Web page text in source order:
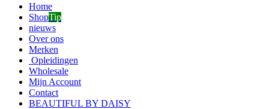
Home
ShopTip
nieuws
Over ons
Merken
Opleidingen
Wholesale
Mijn Account
Contact
BEAUTIFUL BY DAISY